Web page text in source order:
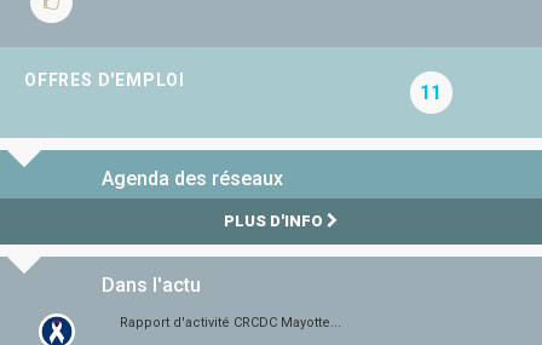
OFFRES D'EMPLOI
11
Agenda des réseaux
PLUS D'INFO
Dans l'actu
Rapport d'activité CRCDC Mayotte...